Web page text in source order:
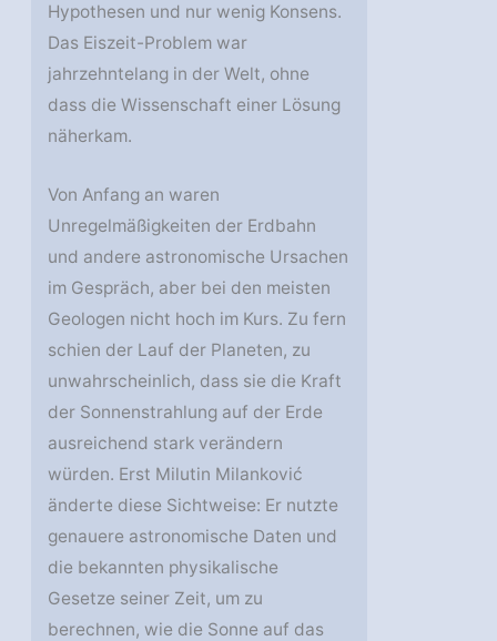
Hypothesen und nur wenig Konsens.
Das Eiszeit-Problem war
jahrzehntelang in der Welt, ohne
dass die Wissenschaft einer Lösung
näherkam.
Von Anfang an waren
Unregelmäßigkeiten der Erdbahn
und andere astronomische Ursachen
im Gespräch, aber bei den meisten
Geologen nicht hoch im Kurs. Zu fern
schien der Lauf der Planeten, zu
unwahrscheinlich, dass sie die Kraft
der Sonnenstrahlung auf der Erde
ausreichend stark verändern
würden. Erst Milutin Milanković
änderte diese Sichtweise: Er nutzte
genauere astronomische Daten und
die bekannten physikalische
Gesetze seiner Zeit, um zu
berechnen, wie die Sonne auf das